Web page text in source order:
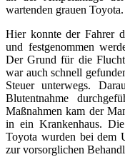
wartenden grauen Toyota.
Hier konnte der Fahrer
und festgenommen
Der Grund für die
war auch schnell
Steuer unterwegs.
Blutentnahme
Maßnahmen kam der
in ein Krankenhaus.
Toyota wurden bei dem
zur vorsorglichen